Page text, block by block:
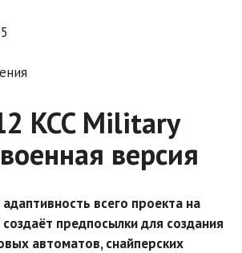
KCC Military
версия
всего проекта на
предпосылки для создания
автоматов, снайперских